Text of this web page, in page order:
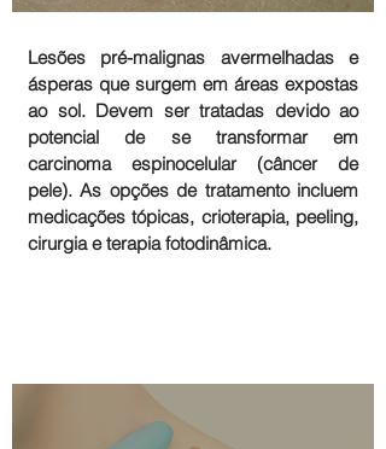
Lesões pré-malignas avermelhadas e
ásperas que surgem em áreas expostas
ao sol. Devem ser tratadas devido ao
potencial de se transformar em
carcinoma espinocelular (câncer de
pele). As opções de tratamento incluem
medicações tópicas, crioterapia, peeling,
cirurgia e terapia fotodinâmica.